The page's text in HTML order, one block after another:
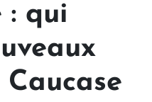
: qui